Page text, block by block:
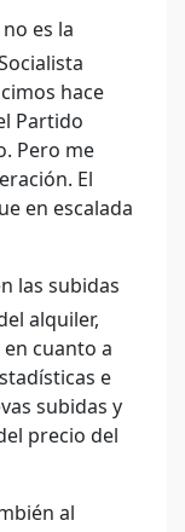
es la
hace
Partido
Pero me
El
en escalada
las subidas
alquiler,
cuanto a
e
subidas y
precio del
al